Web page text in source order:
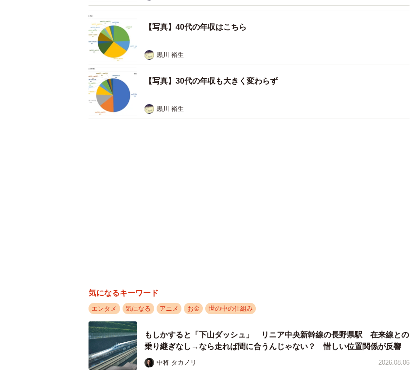
録を受けるには、原則として課税事業者になる必要があり、課税事業者になるとこれまで免
除されていた消費税の納税が課せられるようになる。
当然、（今回のアンケートでは）9割以上が免税事業者という声優業界にはダイレクトかつ
広範囲に影響が及ぶことが懸念される。「インボイス制度が導入された場合、ご自身の声優
としての仕事は増減すると思いますか？」という問いには、53%が「減ると思う」、そして
23%が「廃業するかもしれない」と回答。「廃業するかもしれない」と答えた人たちの年収
は、58%が100万円以下である一方、400万円以上も6%いたほか、年代も40代〜60代が16%
を占めていたといい、VOICTIONは「必ずしも低収入者や若年層だけが強い危機感を持って
3/10
インボイス制度には97%が反対という結果に（出典：VOICTION）
【写真】40代の年収はこちら
黒川 裕生
【写真】30代の年収も大きく変わらず
黒川 裕生
気になるキーワード
エンタメ 気になる アニメ お金 世の中の仕組み
もしかすると「下山ダッシュ」 リニア中央新幹線の長野県駅 在来線との
乗り継ぎなし→なら走れば間に合うんじゃない？ 惜しい位置関係が反響
中将 タカノリ 2026.08.06